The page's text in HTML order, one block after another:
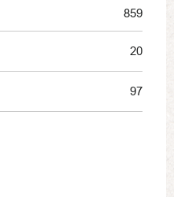
859
20
97